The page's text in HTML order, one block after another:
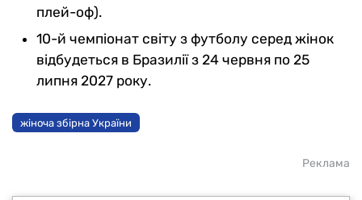
плей-оф).
10-й чемпіонат світу з футболу серед жінок
відбудеться в Бразилії з 24 червня по 25
липня 2027 року.
жіноча збірна України
Реклама